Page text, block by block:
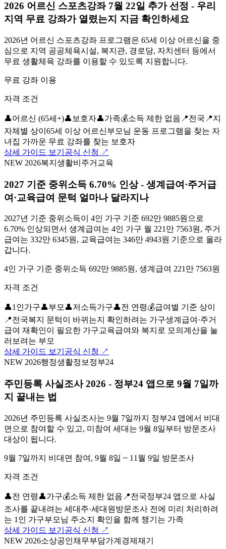
2026 어르신 스포츠강좌 7월 22일 추가 선정 - 우리
지역 무료 강좌가 열렸는지 지금 확인하세요
2026년 어르신 스포츠강좌 프로그램은 65세 이상 어르신을 중
심으로 지역 공공체육시설, 복지관, 경로당, 자치센터 등에서
무료 생활체육 강좌를 이용할 수 있도록 지원합니다.
무료 강좌 이용
자격 조건
👤어르신 (65세+)👤 보호자👤가족💰소득 제한 없음 📍전국 📍지
자체별 상이 65세 이상 어르신부모님 운동 프로그램을 찾는 자
녀 집 가까운 무료 강좌를 찾는 보호자
상세 가이드 보기 공식 신청 ↗
NEW 2026복지 생활비 주거 교육
2027 기준 중위소득 6.70% 인상 - 생계급여·주거급
여·교육급여 문턱 얼마나 달라지나
2027년 기준 중위소득이 4인 가구 기준 692만 9885원으로
6.70% 인상되면서 생계급여는 4인 가구 월 221만 7563원, 주거
급여는 332만 6345원, 교육급여는 346만 4943원 기준으로 올라
갑니다.
4인 가구 기준 중위소득 692만 9885원, 생계급여 221만 7563원
자격 조건
👤1인가구👤부모 👤저소득가구👤전 연령💰급여별 기준 상이
📍전국복지 문턱이 바뀌는지 확인하려는 가구생계급여·주거
급여 재확인이 필요한 가구교육급여와 복지로 모의계산을 눌
러보려는 부모
상세 가이드 보기 공식 신청 ↗
NEW 2026행정생활정보 정부24
주민등록 사실조사 2026 - 정부24 앱으로 9월 7일까
지 끝내는 법
2026년 주민등록 사실조사는 9월 7일까지 정부24 앱에서 비대
면으로 참여할 수 있고, 미참여 세대는 9월 8일부터 방문조사
대상이 됩니다.
9월 7일까지 비대면 참여, 9월 8일 ~ 11월 9일 방문조사
자격 조건
👤전 연령 👤가구💰소득 제한 없음 📍전국정부24 앱으로 사실
조사를 끝내려는 세대주·세대원 방문조사 전에 미리 처리하려
는 1인 가구부모님 주소지 확인을 함께 챙기는 가족
상세 가이드 보기 공식 신청 ↗
NEW 2026소상공인채무부담가계경제 재기